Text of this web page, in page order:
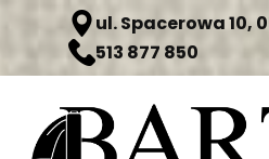
ul. Spacerowa 10,
513 877 850